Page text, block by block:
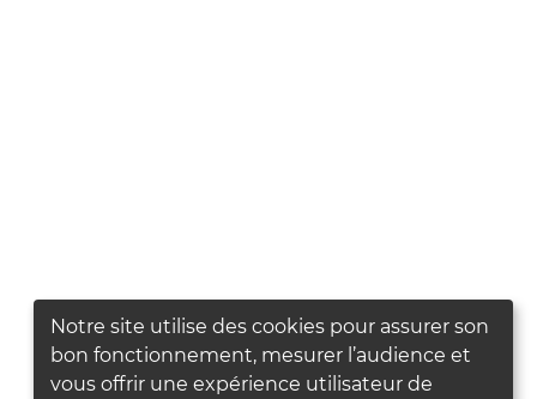
Notre site utilise des cookies pour assurer son
bon fonctionnement, mesurer l’audience et
vous offrir une expérience utilisateur de